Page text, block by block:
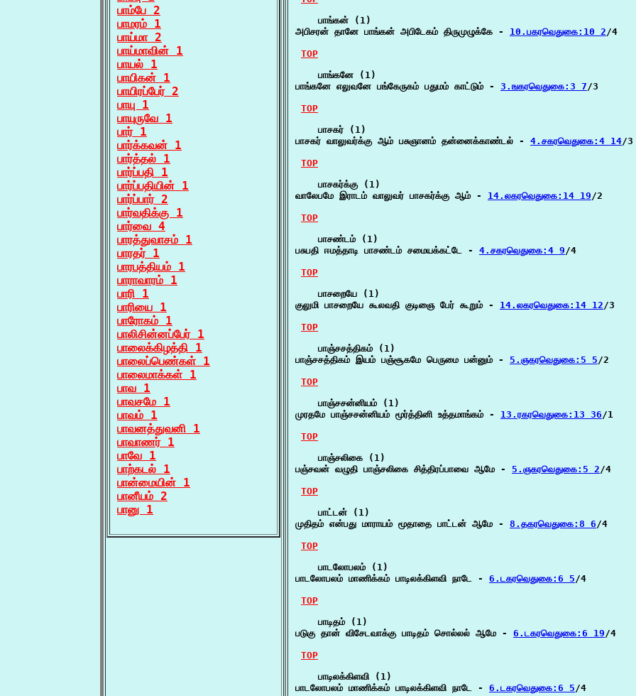
பாம்பே 2
பாமரம் 1
பாய்மா 2
பாய்மாவின் 1
பாயல் 1
பாயிகன் 1
பாயிரப்பேர் 2
பாயு 1
பாயுருவே 1
பார் 1
பார்க்கவன் 1
பார்த்தல் 1
பார்ப்பதி 1
பார்ப்பதியின் 1
பார்ப்பார் 2
பார்வதிக்கு 1
பார்வை 4
பாரத்துவாசம் 1
பாரதர் 1
பாரபத்தியம் 1
பாராவாரம் 1
பாரி 1
பாரியை 1
பாரோகம் 1
பாலிசின்னப்பேர் 1
பாலைக்கிழத்தி 1
பாலைப்பெண்கள் 1
பாலைமாக்கள் 1
பாவ 1
பாவசமே 1
பாவம் 1
பாவனத்துவனி 1
பாவாணர் 1
பாவே 1
பாற்கடல் 1
பான்மையின் 1
பானீயம் 2
பானு 1
    பாங்கன் (1)
அபிசரன் தானே பாங்கன் அபிடேகம் திருமுழுக்கே - 10.பகரவெதுகை:10 2/4
TOP
    பாங்கனே (1)
பாங்கனே எலுவனே பங்கேருகம் பதுமம் காட்டும் - 3.ஙகரவெதுகை:3 7/3
TOP
    பாசகர் (1)
பாசகர் வாலுவர்க்கு ஆம் பசுஞானம் தன்னைக்காண்டல் - 4.சகரவெதுகை:4 14/3
TOP
    பாசகர்க்கு (1)
வாலேபமே இராடம் வாலுவர் பாசகர்க்கு ஆம் - 14.லகரவெதுகை:14 19/2
TOP
    பாசண்டம் (1)
பசுபதி ஈமத்தாடி பாசண்டம் சமையக்கட்டே - 4.சகரவெதுகை:4 9/4
TOP
    பாசறையே (1)
குலுமி பாசறையே கூலவதி குடிஞை பேர் கூறும் - 14.லகரவெதுகை:14 12/3
TOP
    பாஞ்சசத்திகம் (1)
பாஞ்சசத்திகம் இயம் பஞ்சூகமே பெருமை பன்னும் - 5.ஞகரவெதுகை:5 5/2
TOP
    பாஞ்சசன்னியம் (1)
முரதமே பாஞ்சசன்னியம் மூர்த்தினி உத்தமாங்கம் - 13.ரகரவெதுகை:13 36/1
TOP
    பாஞ்சலிகை (1)
பஞ்சவன் வழுதி பாஞ்சலிகை சித்திரப்பாவை ஆமே - 5.ஞகரவெதுகை:5 2/4
TOP
    பாட்டன் (1)
முதிதம் என்பது மாராயம் மூதாதை பாட்டன் ஆமே - 8.தகரவெதுகை:8 6/4
TOP
    பாடலோபலம் (1)
பாடலோபலம் மாணிக்கம் பாடிலக்கிளவி நாடே - 6.டகரவெதுகை:6 5/4
TOP
    பாடிதம் (1)
படுகு தான் விசேடவாக்கு பாடிதம் சொல்லல் ஆமே - 6.டகரவெதுகை:6 19/4
TOP
    பாடிலக்கிளவி (1)
பாடலோபலம் மாணிக்கம் பாடிலக்கிளவி நாடே - 6.டகரவெதுகை:6 5/4